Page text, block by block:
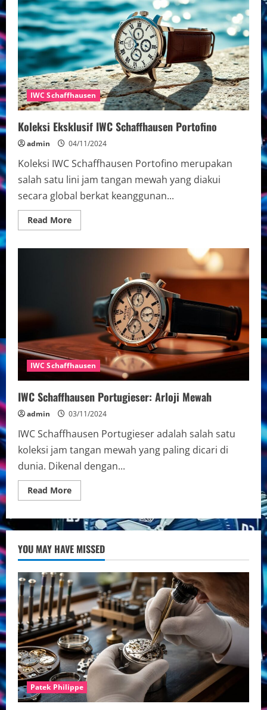
IWC Schaffhausen
Koleksi Eksklusif IWC Schaffhausen Portofino
admin 04/11/2024
Koleksi IWC Schaffhausen Portofino merupakan
salah satu lini jam tangan mewah yang diakui
secara global berkat keanggunan...
Read MoreRead
more
IWC Schaffhausen
IWC Schaffhausen Portugieser: Arloji Mewah
admin 03/11/2024
IWC Schaffhausen Portugieser adalah salah satu
koleksi jam tangan mewah yang paling dicari di
dunia. Dikenal dengan...
Read MoreRead
more
Schaffhausen
Portugieser:
Mewah
YOU MAY HAVE MISSED
Patek Philippe